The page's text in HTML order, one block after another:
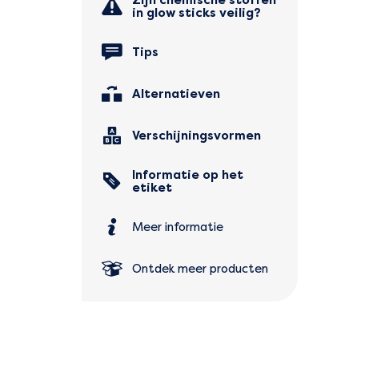
in glow sticks veilig?
Tips
Alternatieven
Verschijningsvormen
Informatie op het
etiket
Meer informatie
Ontdek meer producten